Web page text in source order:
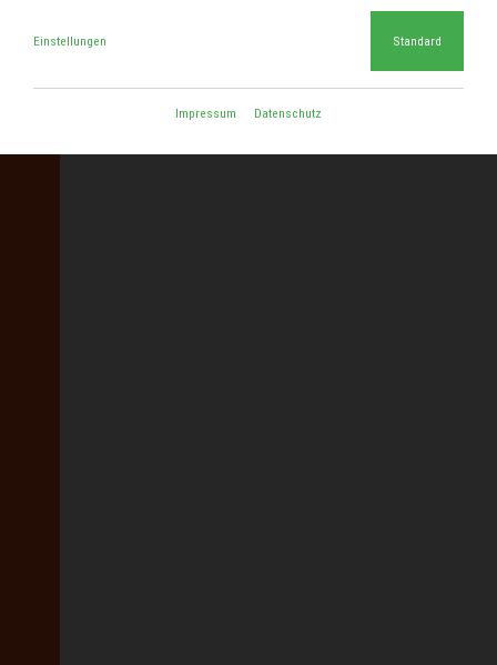
Einstellungen Standard
Impressum Datenschutz